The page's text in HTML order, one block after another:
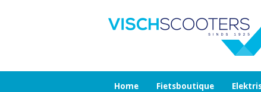
Home Fietsboutique